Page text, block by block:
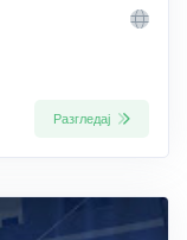
Разгледај